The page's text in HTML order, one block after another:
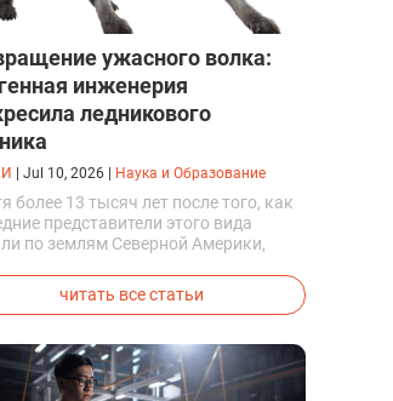
ужасного волка:
инженерия
ледникового
| Jul 10, 2026 | Наука и Образование
более 13 тысяч лет после того, как
представители этого вида
по землям Северной Америки,
первых генетически
щенков с фенотипом
читать все статьи